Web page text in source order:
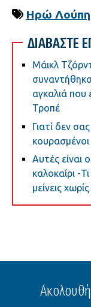
Ηρώ Λούπη
ΔΙΑΒΑΣΤΕ
Μάικλ
αγκαλιά που
Τροπέ
Γιατί δεν
Αυτές είναι
καλοκαίρι -
μείνεις